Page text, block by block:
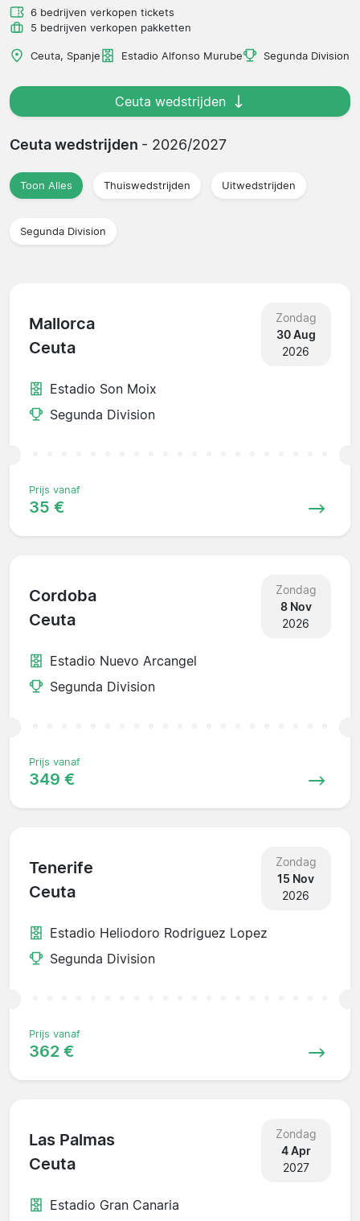
6 bedrijven verkopen tickets
5 bedrijven verkopen pakketten
Ceuta, Spanje Estadio Alfonso Murube Segunda Division
Ceuta wedstrijden
Ceuta wedstrijden - 2026/2027
Toon Alles Thuiswedstrijden Uitwedstrijden
Segunda Division
Mallorca
Ceuta
Zondag
30 Aug
2026
Estadio Son Moix
Segunda Division
Prijs vanaf
35 €
Cordoba
Ceuta
Zondag
8 Nov
2026
Estadio Nuevo Arcangel
Segunda Division
Prijs vanaf
349 €
Tenerife
Ceuta
Zondag
15 Nov
2026
Estadio Heliodoro Rodriguez Lopez
Segunda Division
Prijs vanaf
362 €
Las Palmas
Ceuta
Zondag
4 Apr
2027
Estadio Gran Canaria